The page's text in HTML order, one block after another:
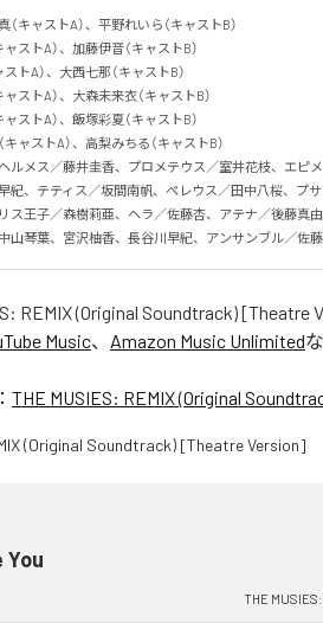
キャストA）、平野れいら（キャストB）
ストA）、加藤伊音（キャストB）
トA）、大西七那（キャストB）
ストA）、大森未来衣（キャストB）
ストA）、飯塚彩夏（キャストB）
ャストA）、高梨みちる（キャストB）
ルメス／藤井圭香、プロメテウス／室井花枝、エピ
紀、テティス／坂間南帆、ペレウス／田中八桜、プ
ス王子／森樹莉亜、ヘラ／佐藤杏、アテナ／後藤真
山琴葉、宮沢柚香、長谷川早紀、アンサンブル／佐
REMIX (Original Soundtrack) [Theatre
Music、 Amazon Music Unlimited
THE MUSIES: REMIX (Original
You
THE